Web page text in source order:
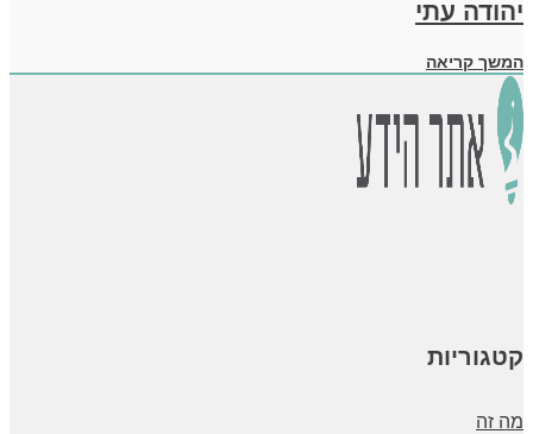
יהודה עתי
המשך קריאה
קטגוריות
מה זה